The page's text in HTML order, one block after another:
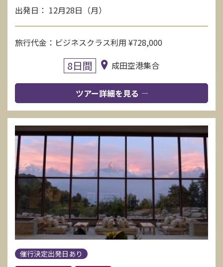
出発日： 12月28日（月）
旅行代金：ビジネスクラス利用 ¥728,000
8日間 成田空港集合
ツアー詳細を見る
催行決定出発日あり